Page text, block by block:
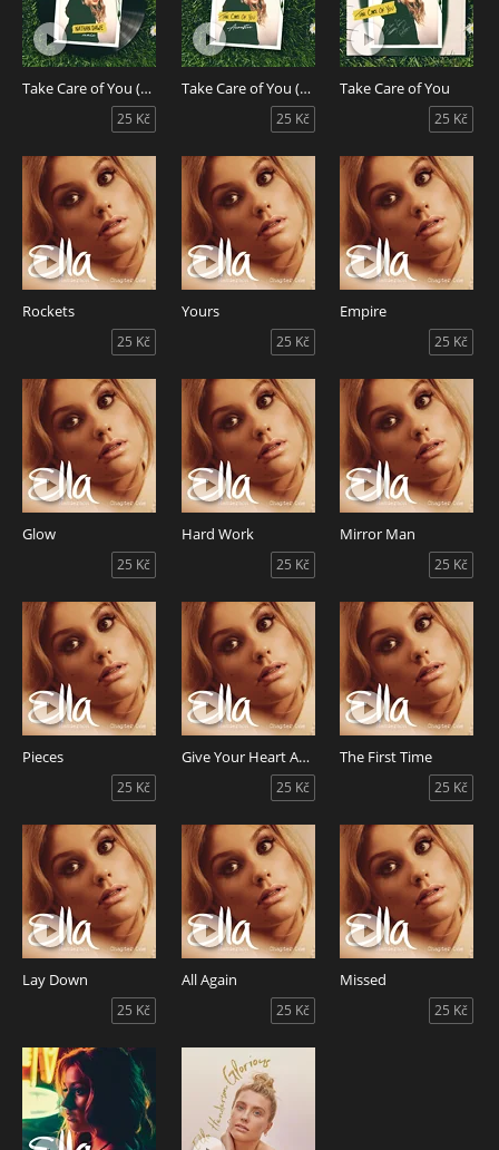
Take Care of You (Nathan Dawe Remix)
25 Kč
Take Care of You (Acoustic)
25 Kč
Take Care of You
25 Kč
Rockets
25 Kč
Yours
25 Kč
Empire
25 Kč
Glow
25 Kč
Hard Work
25 Kč
Mirror Man
25 Kč
Pieces
25 Kč
Give Your Heart Away
25 Kč
The First Time
25 Kč
Lay Down
25 Kč
All Again
25 Kč
Missed
25 Kč